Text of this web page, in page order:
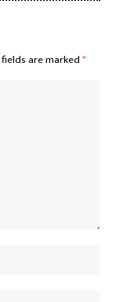
are marked*